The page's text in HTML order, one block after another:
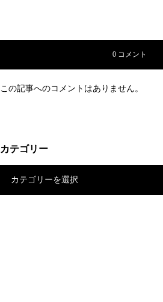
0 コメント
この記事へのコメントはありません。
カテゴリー
カテゴリーを選択